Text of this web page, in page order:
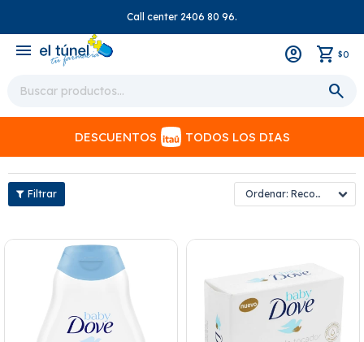
Call center 2406 80 96.
menu $0
DESCUENTOS TODOS LOS DIAS
Recomendados
close